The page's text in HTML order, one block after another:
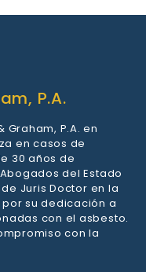
P.A.
P.A. en
en casos de
30 años de
del Estado
Juris Doctor en la
su dedicación a
con el asbesto.
con la